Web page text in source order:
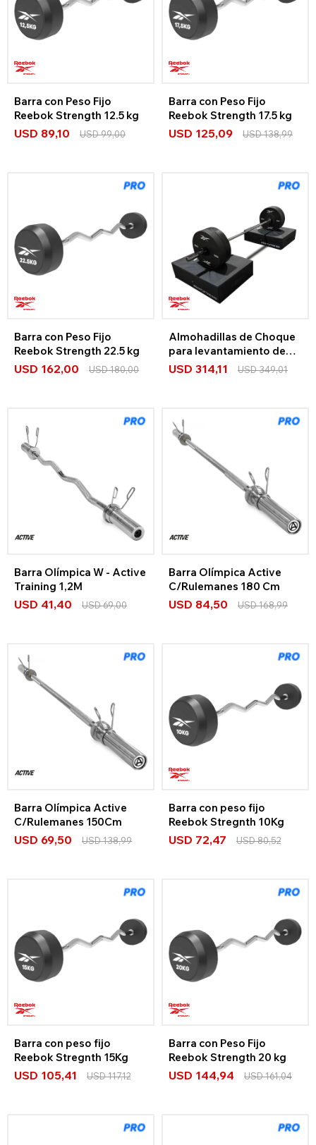
Barra con Peso Fijo
Reebok Strength 12.5 kg
USD 89,10 USD99,00
Barra con Peso Fijo
Reebok Strength 17.5 kg
USD 125,09 USD138,99
Barra con Peso Fijo
Reebok Strength 22.5 kg
USD 162,00 USD180,00
Almohadillas de Choque
para levantamiento de
pesas Reebok
USD 314,11 USD349,01
Barra Olímpica W - Active
Training 1,2M
USD 41,40 USD69,00
Barra Olímpica Active
C/Rulemanes 180 Cm
USD 84,50 USD168,99
Barra Olímpica Active
C/Rulemanes 150Cm
USD 69,50 USD138,99
Barra con peso fijo
Reebok Stregnth 10Kg
USD 72,47 USD80,52
Barra con peso fijo
Reebok Stregnth 15Kg
USD 105,41 USD117,12
Barra con Peso Fijo
Reebok Strength 20 kg
USD 144,94 USD161,04